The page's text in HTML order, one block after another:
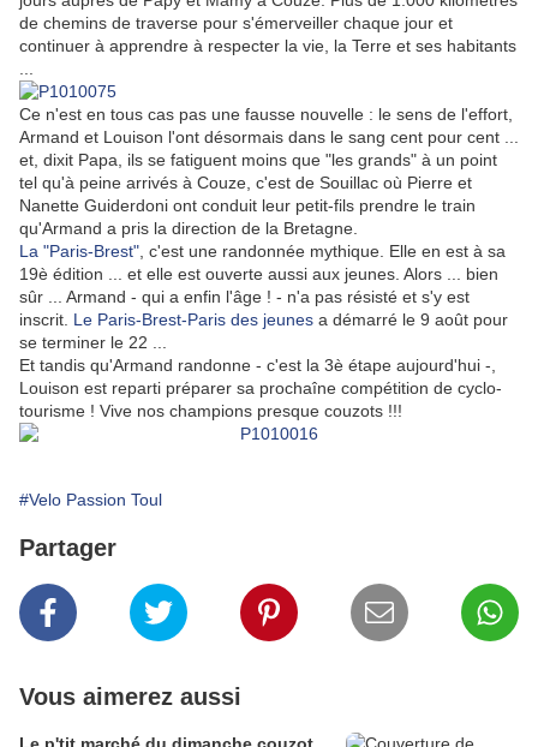
de chemins de traverse pour s'émerveiller chaque jour et
continuer à apprendre à respecter la vie, la Terre et ses habitants
Ce n'est en tous cas pas une fausse nouvelle : le sens de l'effort,
Armand et Louison l'ont désormais dans le sang cent pour cent ...
et, dixit Papa, ils se fatiguent moins que "les grands" à un point
tel qu'à peine arrivés à Couze, c'est de Souillac où Pierre et
Nanette Guiderdoni ont conduit leur petit-fils prendre le train
qu'Armand a pris la direction de la Bretagne.
La "Paris-Brest" , c'est une randonnée mythique. Elle en est à sa
19è édition ... et elle est ouverte aussi aux jeunes. Alors ... bien
sûr ... Armand - qui a enfin l'âge ! - n'a pas résisté et s'y est
inscrit. Le Paris-Brest-Paris des jeunes a démarré le 9 août pour
se terminer le 22 ...
Et tandis qu'Armand randonne - c'est la 3è étape aujourd'hui -,
Louison est reparti préparer sa prochaîne compétition de cyclo-
tourisme ! Vive nos champions presque couzots !!!
#Velo Passion Toul
Partager
Vous aimerez aussi